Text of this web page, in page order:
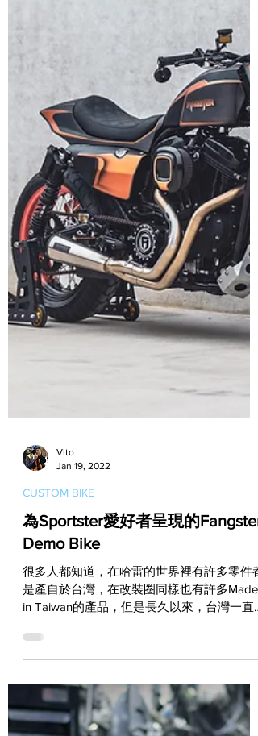
Vito
CUSTOM BIKE
Demo Bike
很多人都知道，在哈雷的世界裡有許多零件都
in Taiwan的產品，但是長久以來，台灣一直
沒有太多品牌打入國際市場，改裝圈讓人耳熟
過近年一個名為Fangster的國產品牌已經悄悄
竄起，這部外型...